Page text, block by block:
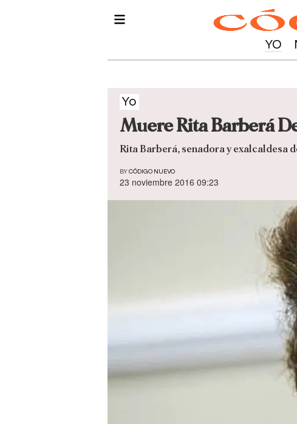
YO
Yo
Muere Rita Barberá
Rita Barberá, senadora y exalcaldesa
BY CÓDIGO NUEVO
23 noviembre 2016 09:23